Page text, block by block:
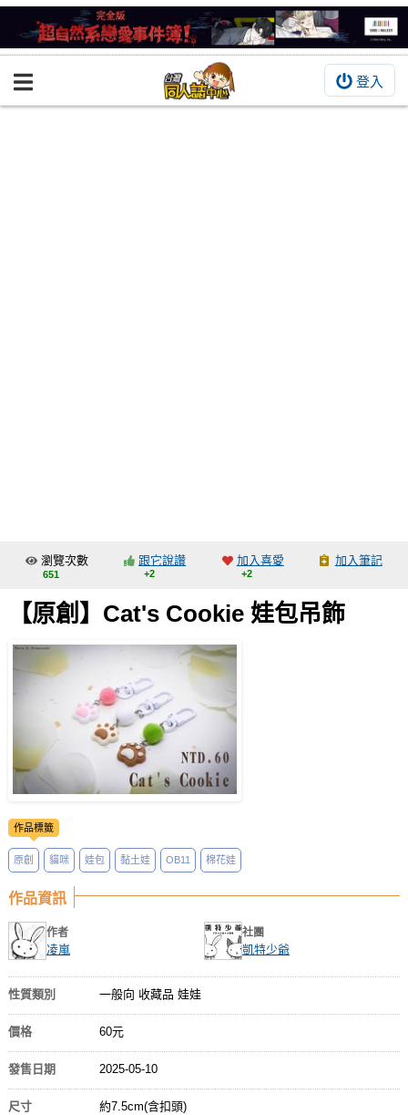
登入
BOOKY書集倉庫
交流中心
攤位轉讓區
會員中心
註冊會員
登入
瀏覽次數
651
跟它說讚
+2
加入喜愛
+2
加入筆記
【原創】Cat's Cookie 娃包吊飾
作品標籤
原創 貓咪 娃包 黏土娃 OB11 棉花娃
作品資訊
作者
凌嵐
社團
凱特少爺
性質類別 一般向 收藏品 娃娃
價格 60元
發售日期 2025-05-10
尺寸 約7.5cm(含扣頭)